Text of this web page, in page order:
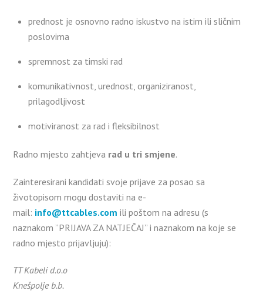
prednost je osnovno radno iskustvo na istim ili sličnim
poslovima
spremnost za timski rad
komunikativnost, urednost, organiziranost,
prilagodljivost
motiviranost za rad i fleksibilnost
Radno mjesto zahtjeva rad u tri smjene.
Zainteresirani kandidati svoje prijave za posao sa
životopisom mogu dostaviti na e-
mail: info@ttcables.com ili poštom na adresu (s
naznakom ”PRIJAVA ZA NATJEČAJ” i naznakom na koje se
radno mjesto prijavljuju):
TT Kabeli d.o.o
Knešpolje b.b.